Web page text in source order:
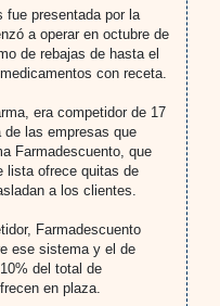
fue presentada por la
a operar en octubre de
de rebajas de hasta el
con receta.
era competidor de 17
de las empresas que
Farmadescuento, que
lista ofrece quitas de
a los clientes.
Farmadescuento
ese sistema y el de
del total de
en plaza.